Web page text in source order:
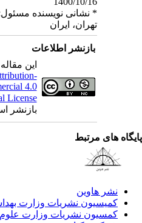
* نشانی نویسنده مسئول:
تهران، ایران
بازنشر اطلاعات
این
4.0
License
بازنشر
های مرتبط
نشر هاوین
کمیسیون نشریات وزارت
کمسیون نشریات وزارت علوم